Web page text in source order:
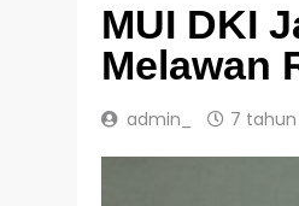
MUI DKI
Melawan
admin_ 7